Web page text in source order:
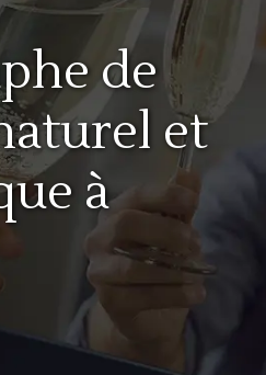
de
et
à